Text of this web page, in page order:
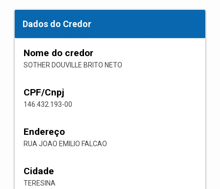
Dados do Credor
Nome do credor
SOTHER DOUVILLE BRITO NETO
CPF/Cnpj
146.432.193-00
Endereço
RUA JOAO EMILIO FALCAO
Cidade
TERESINA